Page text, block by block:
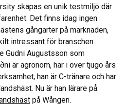
skapas en unik testmiljö där
Det finns idag ingen
gångarter på marknaden,
intressant för branschen.
Gudni Augustsson som
är agronom, har i över tjugo års
han är C-tränare och har
Nu är han lärare på
på Wången.